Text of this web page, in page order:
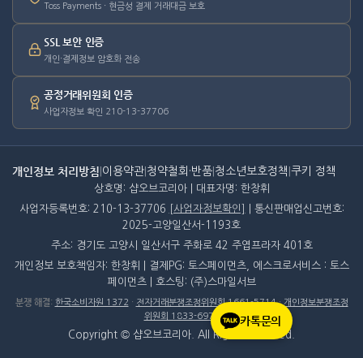
카톡문의
Toss Payments · 현금성 결제 거래대금 보호
SSL 보안 인증
개인·결제정보 암호화 전송
공정거래위원회 인증
사업자정보 확인 210-13-37706
개인정보 처리방침 이용약관 청약철회·반품 청소년보호정책 쿠키 정책
상호명: 샵오브코리아 | 대표자명: 한창휘
사업자등록번호: 210-13-37706
[사업자정보확인]
| 통신판매업신고번호:
2025-고양일산서-1193호
주소: 경기도 고양시 일산서구 주화로 42 주엽프라자 401호
개인정보 보호책임자: 한창휘 | 결제PG: 토스페이먼츠, 에스크로서비스 : 토스
페이먼츠 | 호스팅: (주)스마일서브
분쟁 해결: 한국소비자원 1372 · 전자거래분쟁조정위원회 1661-5714·개인정보분쟁조정
위원회 1833-6972
Copyright © 샵오브코리아. All Rights Reserved.